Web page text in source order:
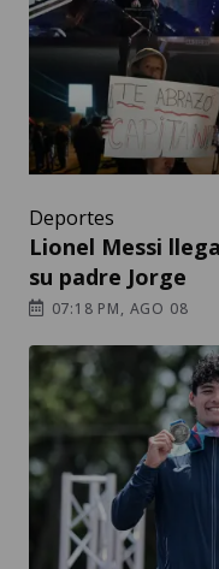
Deportes
Lionel Messi
su padre Jorge
07:18 PM, AGO 08